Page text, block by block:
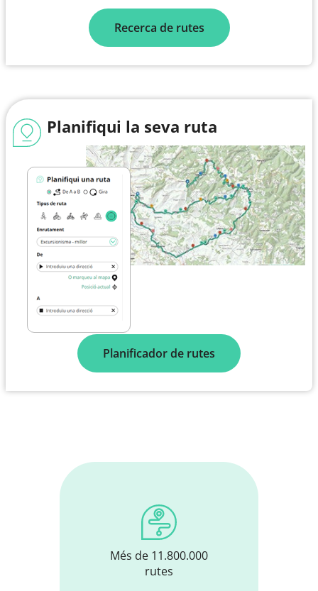
Recerca de rutes
Planifiqui la seva ruta
Planificador de rutes
Més de 11.800.000
rutes